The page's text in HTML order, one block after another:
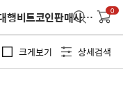
‘텔레@fundwash【⨳비트코인전송대행비트코인판매사이트’ 검
0
크게보기 상세검색